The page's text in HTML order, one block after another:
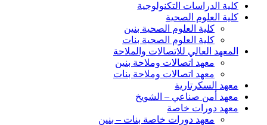
كلية الدراسات التكنولوجية
كلية العلوم الصحية
كلية العلوم الصحية بنين
كلية العلوم الصحية بنات
المعهد العالي للاتصالات والملاحة
معهد اتصالات وملاحة بنين
معهد اتصالات وملاحة بنات
معهد السكرتارية
معهد أمن صناعي – الشويخ
معهد دورات خاصة
معهد دورات خاصة بنات – بنين